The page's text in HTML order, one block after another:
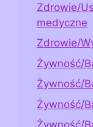
Zdrowie/
medyczne
Zdrowie/
Żywność/
Żywność/
Żywność/